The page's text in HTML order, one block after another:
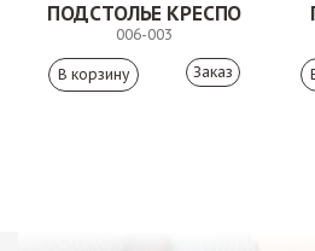
ПОДСТОЛЬЕ КРЕСПО
006-003
Заказ